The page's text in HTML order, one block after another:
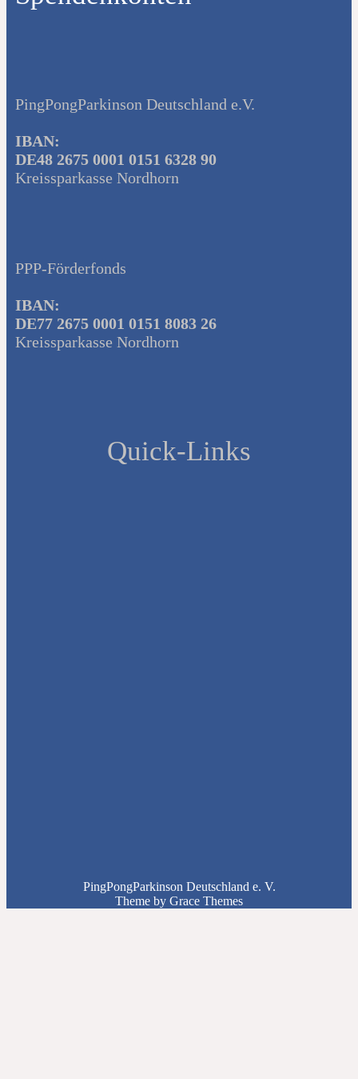
PingPongParkinson Deutschland e.V.
IBAN:
DE48 2675 0001 0151 6328 90
Kreissparkasse Nordhorn
PPP-Förderfonds
IBAN:
DE77 2675 0001 0151 8083 26
Kreissparkasse Nordhorn
Quick-Links
PingPongParkinson Deutschland e. V.
Theme by Grace Themes